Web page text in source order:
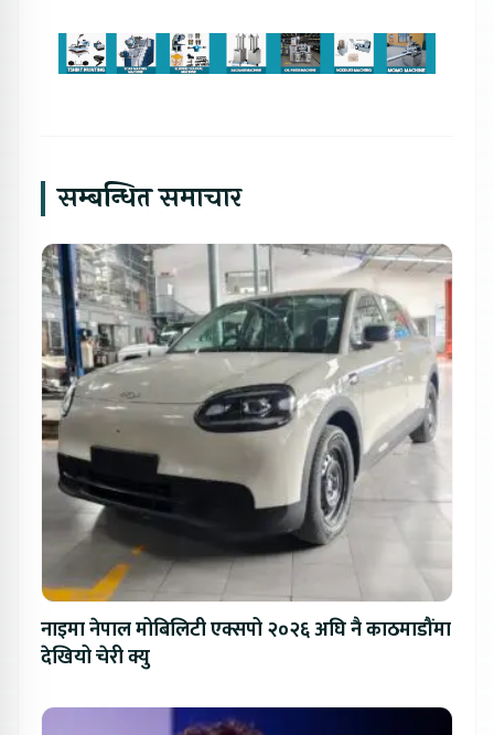
सम्बन्धित समाचार
नाइमा नेपाल मोबिलिटी एक्सपो २०२६ अघि नै काठमाडौंमा
देखियो चेरी क्यु